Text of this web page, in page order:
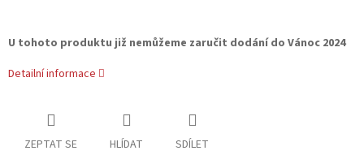
U tohoto produktu již nemůžeme zaručit dodání do Vánoc 2024
Detailní informace
ZEPTAT SE HLÍDAT SDÍLET